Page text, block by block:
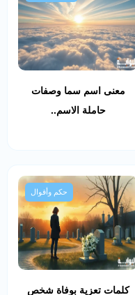
معنى اسم سما وصفات
حاملة الاسم..
حكم وأقوال
كلمات تعزية بوفاة شخص